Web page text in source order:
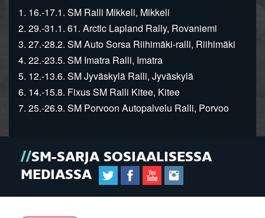
1. 16.-17.1. SM Ralli Mikkeli, Mikkeli
2. 29.-31.1. 61. Arctic Lapland Rally, Rovaniemi
3. 27.-28.2. SM Auto Sorsa Riihimäki-ralli, Riihimäki
4. 22.-23.5. SM Imatra Ralli, Imatra
5. 12.-13.6. SM Jyväskylä Ralli, Jyväskylä
6. 14.-15.8. Fixus SM Ralli Kitee, Kitee
7. 25.-26.9. SM Porvoon Autopalvelu Ralli, Porvoo
SM-SARJA SOSIAALISESSA
MEDIASSA